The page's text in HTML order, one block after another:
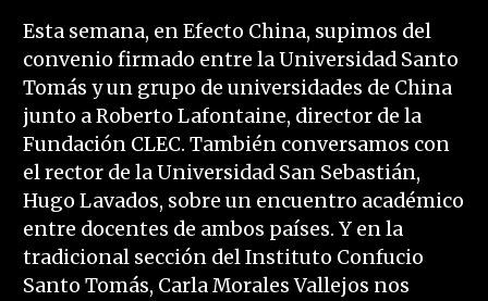
Esta semana, en Efecto China, supimos del
convenio firmado entre la Universidad Santo
Tomás y un grupo de universidades de China
junto a Roberto Lafontaine, director de la
Fundación CLEC. También conversamos con
el rector de la Universidad San Sebastián,
Hugo Lavados, sobre un encuentro académico
entre docentes de ambos países. Y en la
tradicional sección del Instituto Confucio
Santo Tomás, Carla Morales Vallejos nos